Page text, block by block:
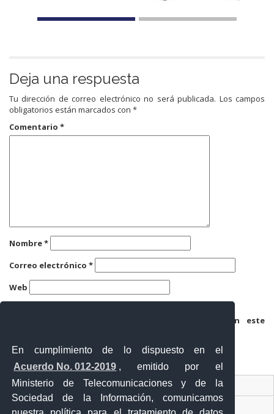
En cumplimiento de lo dispuesto en el
Acuerdo No. 012-2019 , emitido por el
Ministerio de Telecomunicaciones y de la
Sociedad de la Información, comunicamos
Deja una respuesta
Tu dirección de correo electrónico no será publicada. Los campos
obligatorios están marcados con *
Comentario *
Nombre*
Correo electrónico *
Web
Guarda mi nombre, correo electrónico y web en este
Ventanilla Única Virtual
Ventanilla Única de Comercio Exterior